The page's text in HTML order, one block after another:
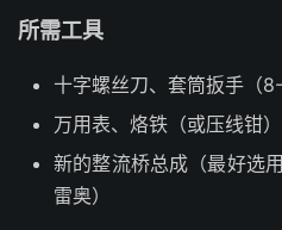
所需工具
十字螺丝刀、套筒扳手（8-
万用表、烙铁（或压线钳）
新的整流桥总成（最好选
雷奥）